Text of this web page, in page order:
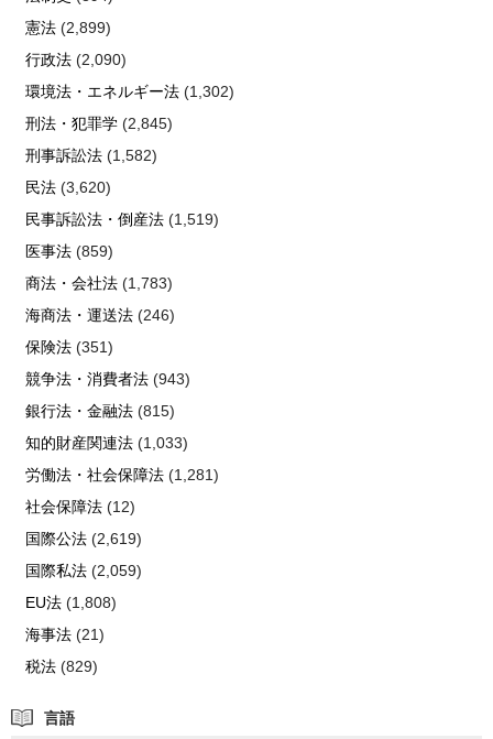
憲法(2,899)
行政法(2,090)
環境法・エネルギー法(1,302)
刑法・犯罪学(2,845)
刑事訴訟法(1,582)
民法(3,620)
民事訴訟法・倒産法(1,519)
医事法(859)
商法・会社法(1,783)
海商法・運送法(246)
保険法(351)
競争法・消費者法(943)
銀行法・金融法(815)
知的財産関連法(1,033)
労働法・社会保障法(1,281)
社会保障法(12)
国際公法(2,619)
国際私法(2,059)
EU法(1,808)
海事法(21)
税法(829)
言語